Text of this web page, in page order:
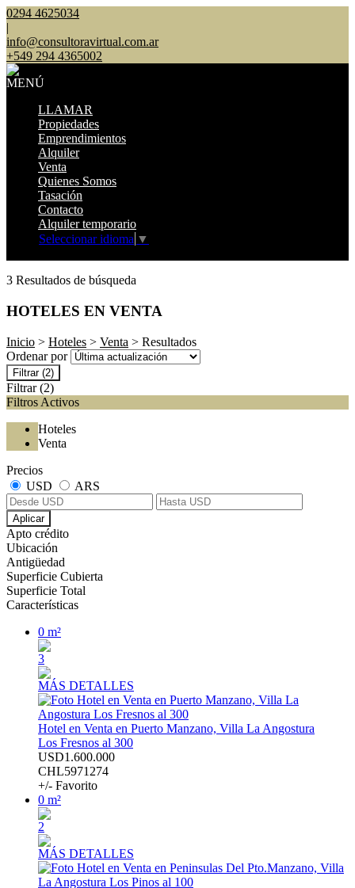
0294 4625034
|
info@consultoravirtual.com.ar
+549 294 4365002
MENÚ
LLAMAR
Propiedades
Emprendimientos
Alquiler
Venta
Quienes Somos
Tasación
Contacto
Alquiler temporario
Seleccionar idioma ▼
3 Resultados de búsqueda
HOTELES EN VENTA
Inicio > Hoteles > Venta > Resultados
Ordenar por
Filtrar (2)
Filtrar (2)
Filtros Activos
Hoteles
Venta
Precios
USD
ARS
Aplicar
Apto crédito
Ubicación
Antigüedad
Superficie Cubierta
Superficie Total
Características
0 m²
3
MÁS DETALLES
Hotel en Venta en Puerto Manzano, Villa La Angostura
Los Fresnos al 300
USD1.600.000
CHL5971274
+/- Favorito
0 m²
2
MÁS DETALLES